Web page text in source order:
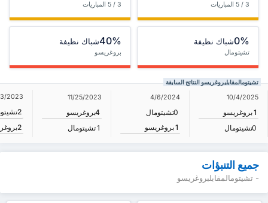
3 / 5 المباريات 3 / 5 المباريات
0%شباك نظيفة
تشيتومال
40%شباك نظيفة
بروغريسو
تشيتومالمقابلبروغريسو النتائج السابقة
10/4/2025
بروغريسو1
تشيتومال0
4/6/2024
تشيتومال0
بروغريسو1
11/25/2023
بروغريسو4
تشيتومال1
2023
2
2
جميع التنبؤات
- تشيتومالمقابلبروغريسو